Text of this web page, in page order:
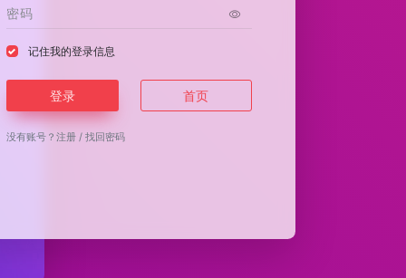
记住我的登录信息
登录 首页
没有账号？注册 /找回密码